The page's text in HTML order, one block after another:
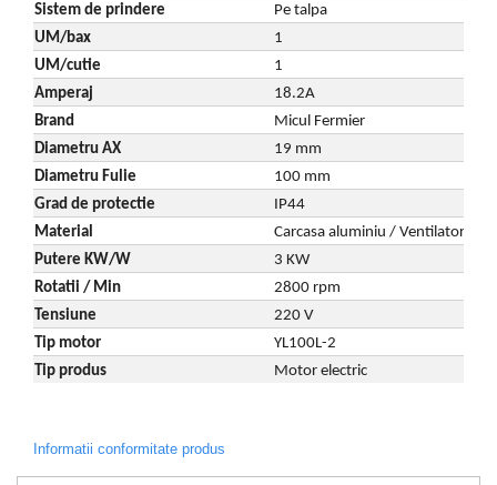
Sistem de prindere
Pe talpa
UM/bax
1
UM/cutie
1
Amperaj
18.2A
Brand
Micul Fermier
Diametru AX
19 mm
Diametru Fulie
100 mm
Grad de protectie
IP44
Material
Carcasa aluminiu / Ventilator
Putere KW/W
3 KW
Rotatii / Min
2800 rpm
Tensiune
220 V
Tip motor
YL100L-2
Tip produs
Motor electric
Informatii conformitate produs